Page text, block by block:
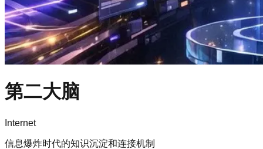
第二大脑
Internet
信息爆炸时代的知识沉淀和连接机制